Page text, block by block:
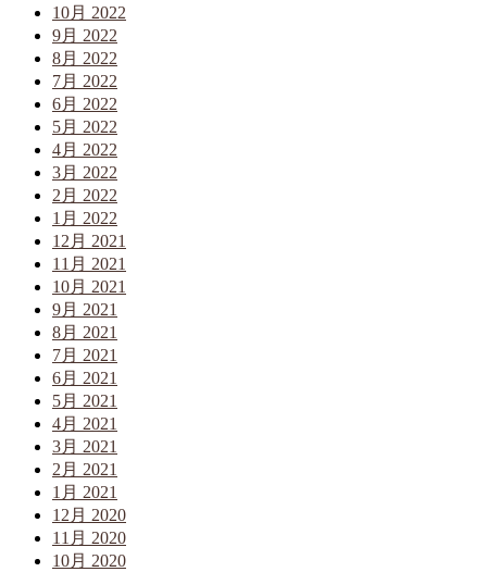
10月 2022
9月 2022
8月 2022
7月 2022
6月 2022
5月 2022
4月 2022
3月 2022
2月 2022
1月 2022
12月 2021
11月 2021
10月 2021
9月 2021
8月 2021
7月 2021
6月 2021
5月 2021
4月 2021
3月 2021
2月 2021
1月 2021
12月 2020
11月 2020
10月 2020